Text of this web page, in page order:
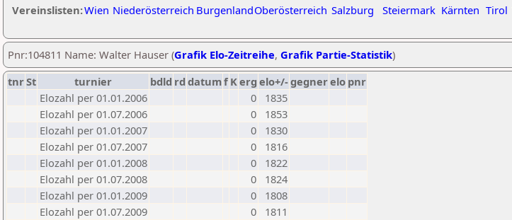
Vereinslisten:Wien Niederösterreich BurgenlandOberösterreich Salzburg Steiermark Kärnten Tirol
Pnr:104811 Name: Walter Hauser (Grafik Elo-Zeitreihe, Grafik Partie-Statistik)
tnrSt turnier bdld rd datumf Kerg elo+/-gegnerelo pnr
Elozahl per 01.01.2006
0
1835
Elozahl per 01.07.2006
0
1853
Elozahl per 01.01.2007
0
1830
Elozahl per 01.07.2007
0
1816
Elozahl per 01.01.2008
0
1822
Elozahl per 01.07.2008
0
1824
Elozahl per 01.01.2009
0
1808
Elozahl per 01.07.2009
0
1811